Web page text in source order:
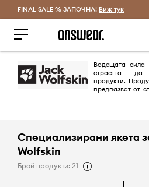
Спестявай с
FINAL SALE % ЗАПОЧНА! Виж тук
Водещата
страстта да
продукти.
предпазват от
Специализирани якета
Wolfskin
Брой продукти: 21